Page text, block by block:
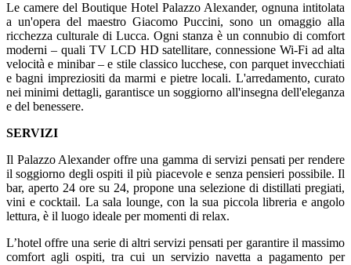
Le camere del Boutique Hotel Palazzo Alexander, ognuna intitolata
a un'opera del maestro Giacomo Puccini, sono un omaggio alla
ricchezza culturale di Lucca. Ogni stanza è un connubio di comfort
moderni – quali TV LCD HD satellitare, connessione Wi-Fi ad alta
velocità e minibar – e stile classico lucchese, con parquet invecchiati
e bagni impreziositi da marmi e pietre locali. L'arredamento, curato
nei minimi dettagli, garantisce un soggiorno all'insegna dell'eleganza
e del benessere.
SERVIZI
Il Palazzo Alexander offre una gamma di servizi pensati per rendere
il soggiorno degli ospiti il più piacevole e senza pensieri possibile. Il
bar, aperto 24 ore su 24, propone una selezione di distillati pregiati,
vini e cocktail. La sala lounge, con la sua piccola libreria e angolo
lettura, è il luogo ideale per momenti di relax.
L’hotel offre una serie di altri servizi pensati per garantire il massimo
comfort agli ospiti, tra cui un servizio navetta a pagamento per